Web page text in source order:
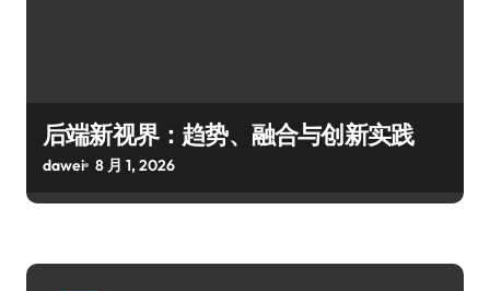
后端新视界：趋势、融合与创新实践
dawei 8 月 1, 2026